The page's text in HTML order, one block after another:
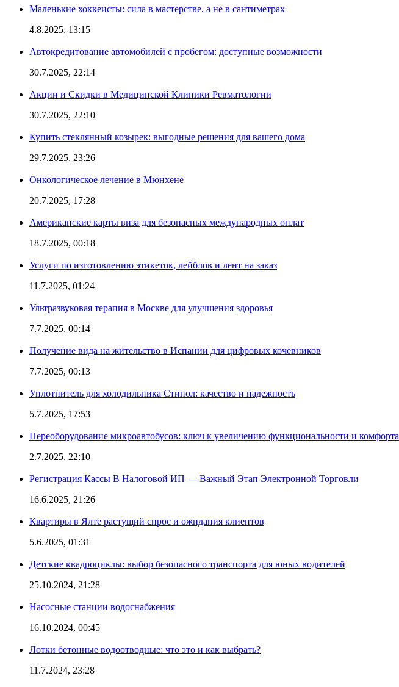
Маленькие хоккеисты: сила в мастерстве, а не в сантиметрах
4.8.2025, 13:15
Автокредитование автомобилей с пробегом: доступные возможности
30.7.2025, 22:14
Акции и Скидки в Медицинской Клиники Ревматологии
30.7.2025, 22:10
Купить стеклянный козырек: выгодные решения для вашего дома
29.7.2025, 23:26
Онкологическое лечение в Мюнхене
20.7.2025, 17:28
Американские карты виза для безопасных международных оплат
18.7.2025, 00:18
Услуги по изготовлению этикеток, лейблов и лент на заказ
11.7.2025, 01:24
Ультразвуковая терапия в Москве для улучшения здоровья
7.7.2025, 00:14
Получение вида на жительство в Испании для цифровых кочевников
7.7.2025, 00:13
Уплотнитель для холодильника Стинол: качество и надежность
5.7.2025, 17:53
Переоборудование микроавтобусов: ключ к увеличению функциональности и комфорта
2.7.2025, 22:10
Регистрация Кассы В Налоговой ИП — Важный Этап Электронной Торговли
16.6.2025, 21:26
Квартиры в Ялте растущий спрос и ожидания клиентов
5.6.2025, 01:31
Детские квадроциклы: выбор безопасного транспорта для юных водителей
25.10.2024, 21:28
Насосные станции водоснабжения
16.10.2024, 00:45
Лотки бетонные водоотводные: что это и как выбрать?
11.7.2024, 23:28